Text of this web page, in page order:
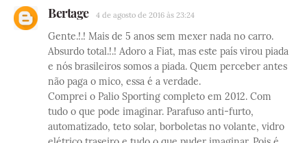
Bertage 4 de agosto de 2016 às 23:24
Gente.!.! Mais de 5 anos sem mexer nada no carro.
Absurdo total.!.! Adoro a Fiat, mas este país virou piada
e nós brasileiros somos a piada. Quem perceber antes
não paga o mico, essa é a verdade.
Comprei o Palio Sporting completo em 2012. Com
tudo o que pode imaginar. Parafuso anti-furto,
automatizado, teto solar, borboletas no volante, vidro